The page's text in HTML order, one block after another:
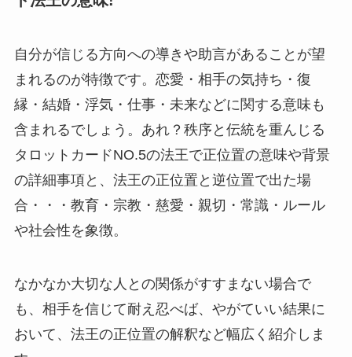
自分が信じる方向への導きや助言があることが望
まれるのが特徴です。恋愛・相手の気持ち・復
縁・結婚・浮気・仕事・未来などに関する意味も
含まれるでしょう。あれ？秩序と伝統を重んじる
タロットカードNO.5の法王で正位置の意味や背景
の詳細事項と、法王の正位置と逆位置で出た場
合・・・教育・宗教・慈愛・親切・常識・ルール
や社会性を象徴。
なかなか大切な人との関係がすすまない場合で
も、相手を信じて耐え忍べば、やがていい結果に
おいて、法王の正位置の解釈など幅広く紹介しま